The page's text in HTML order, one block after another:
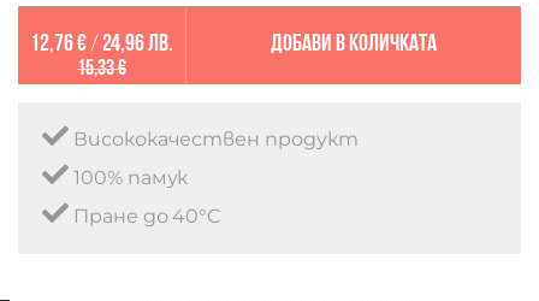
12,76 €/ 24,96 лв.
15,33 €
Добави в количката
Висококачествен продукт
100% памук
Пране до 40°C